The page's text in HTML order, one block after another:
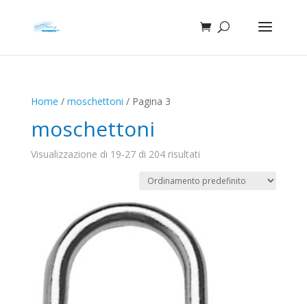
Home / moschettoni / Pagina 3
moschettoni
Visualizzazione di 19-27 di 204 risultati